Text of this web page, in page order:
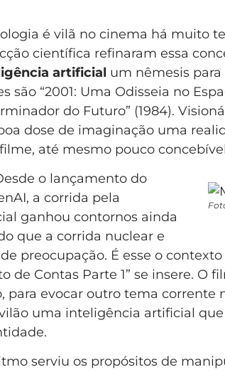
é vilã no cinema há muito
científica refinaram essa
artificialum nêmesis para
são “2001: Uma Odisseia no
do Futuro” (1984).
dose de imaginação uma
até mesmo pouco
o lançamento do
a corrida pela
ganhou contornos ainda
que a corrida nuclear e
preocupação. É esse o contexto
de Contas Parte 1” se insere. O
para evocar outro tema corrente
uma inteligência artificial
serviu os propósitos de